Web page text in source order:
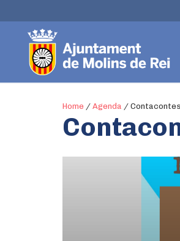
Home / Agenda / Contacontes